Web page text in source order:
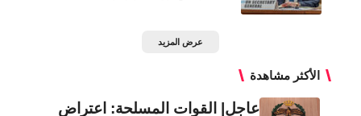
عرض المزيد
الأكثر مشاهدة
عاجل| القوات المسلحة: اعتراض